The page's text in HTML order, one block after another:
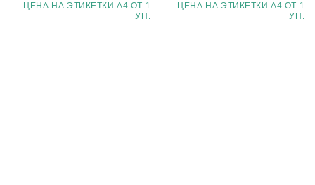
ЦЕНА НА ЭТИКЕТКИ А4 ОТ 1
УП.
ЦЕНА НА ЭТИКЕТКИ А4 ОТ 1
УП.